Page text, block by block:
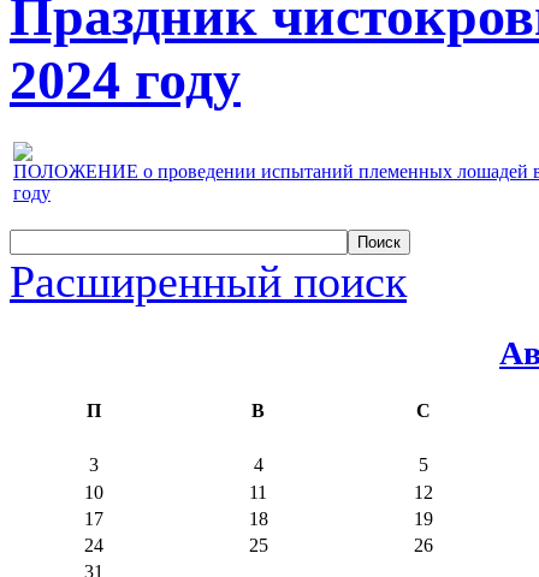
Праздник
2024 году
ПОЛОЖЕНИЕ о проведении испытаний племенных лошадей
году
Расширенный поиск
П В С
3 4
5
10
11
12
17
18
19
24
25
26
31